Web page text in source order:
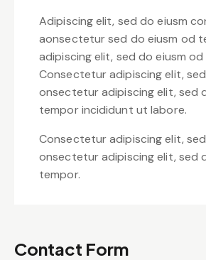
Adipiscing elit, sed do eiusm
aonsectetur sed do eiusm od
adipiscing elit, sed do eiusm
Consectetur adipiscing elit,
onsectetur adipiscing elit, sed
tempor incididunt ut labore.
Consectetur adipiscing elit,
onsectetur adipiscing elit, sed
tempor.
Contact Form